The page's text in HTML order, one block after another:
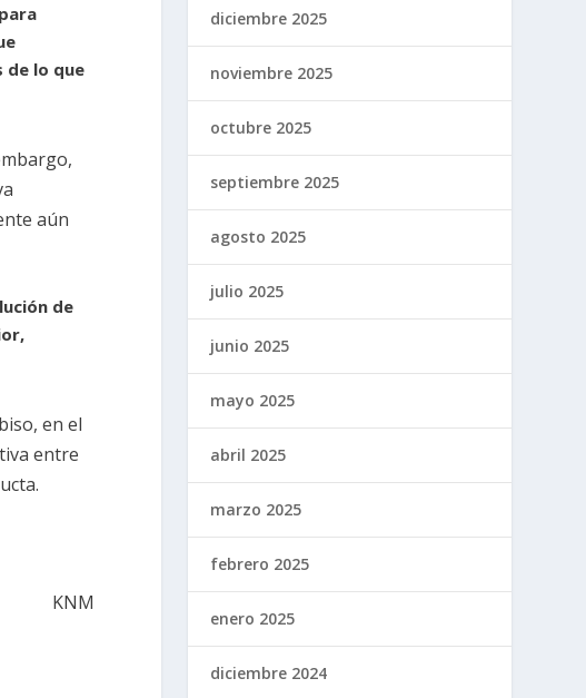
de lo que
aún
de
en el
entre
KNM
diciembre 2025
noviembre 2025
octubre 2025
septiembre 2025
agosto 2025
julio 2025
junio 2025
mayo 2025
abril 2025
marzo 2025
febrero 2025
enero 2025
diciembre 2024